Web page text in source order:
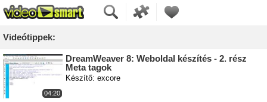
Videótippek:
04:20
DreamWeaver 8: Weboldal készítés - 2. rész
Meta tagok
Készítő: excore